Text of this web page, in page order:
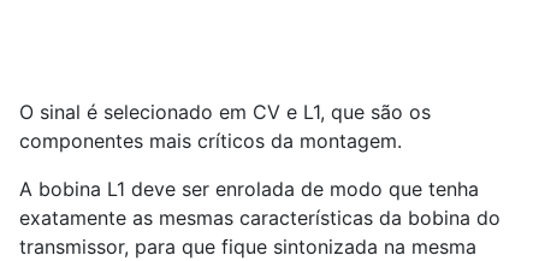
O sinal é selecionado em CV e L1, que são os
componentes mais críticos da montagem.
A bobina L1 deve ser enrolada de modo que tenha
exatamente as mesmas características da bobina do
transmissor, para que fique sintonizada na mesma